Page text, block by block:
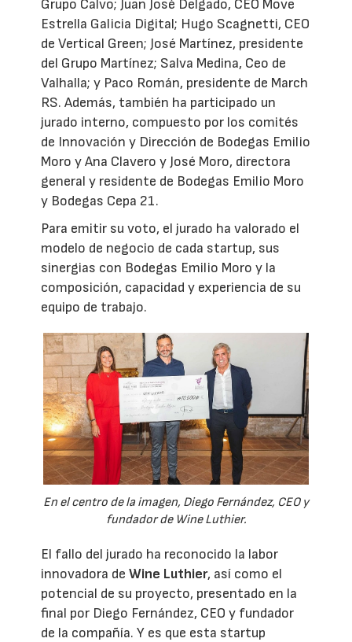
Grupo Calvo; Juan José Delgado, CEO Move
Estrella Galicia Digital; Hugo Scagnetti, CEO
de Vertical Green; José Martínez, presidente
del Grupo Martínez; Salva Medina, Ceo de
Valhalla; y Paco Román, presidente de March
RS. Además, también ha participado un
jurado interno, compuesto por los comités
de Innovación y Dirección de Bodegas Emilio
Moro y Ana Clavero y José Moro, directora
general y residente de Bodegas Emilio Moro
y Bodegas Cepa 21.
Para emitir su voto, el jurado ha valorado el
modelo de negocio de cada startup, sus
sinergias con Bodegas Emilio Moro y la
composición, capacidad y experiencia de su
equipo de trabajo.
En el centro de la imagen, Diego Fernández, CEO y
fundador de Wine Luthier.
El fallo del jurado ha reconocido la labor
innovadora deWine Luthier, así como el
potencial de su proyecto, presentado en la
final por Diego Fernández, CEO y fundador
de la compañía. Y es que esta startup